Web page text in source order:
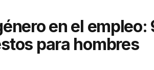
en el empleo:
para hombres